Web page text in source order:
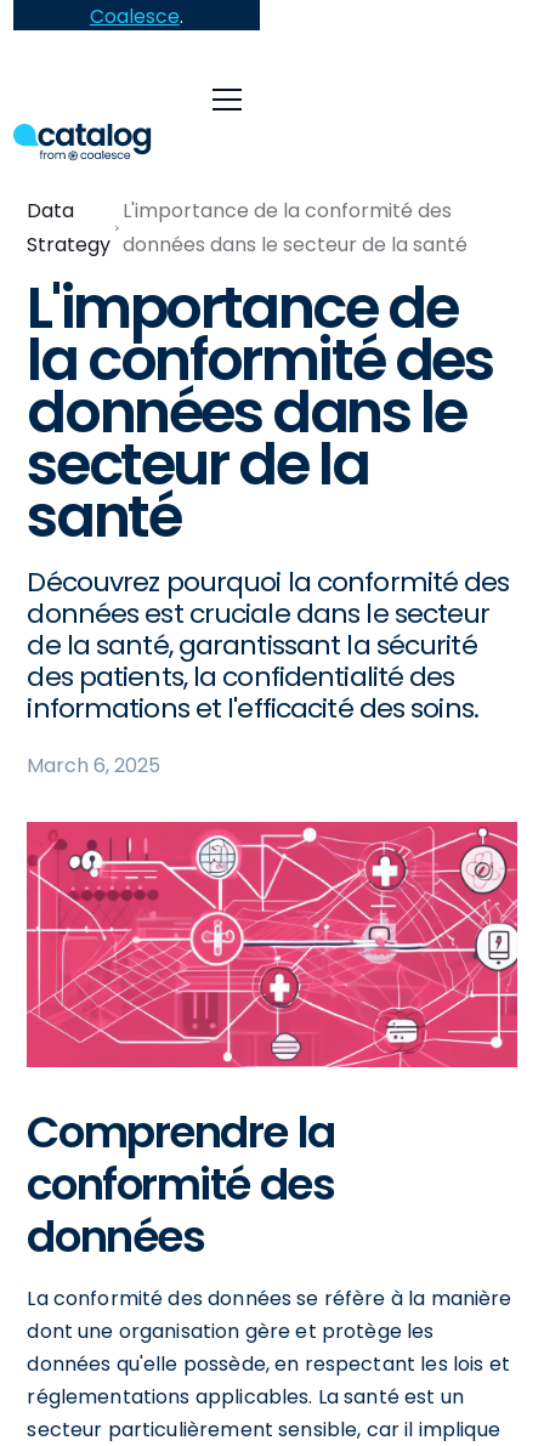
Coalesce.
Data
Strategy
L'importance de la conformité des
données dans le secteur de la santé
L'importance de
la conformité des
données dans le
secteur de la
santé
Découvrez pourquoi la conformité des
données est cruciale dans le secteur
de la santé, garantissant la sécurité
des patients, la confidentialité des
informations et l'efficacité des soins.
March 6, 2025
Comprendre la
conformité des
données
La conformité des données se réfère à la manière
dont une organisation gère et protège les
données qu'elle possède, en respectant les lois et
réglementations applicables. La santé est un
secteur particulièrement sensible, car il implique